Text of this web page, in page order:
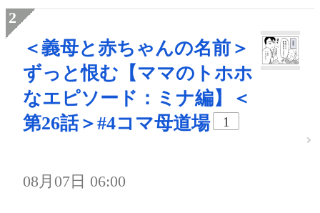
＜義母と赤ちゃんの名前＞
ずっと恨む【ママのトホホ
なエピソード：ミナ編】＜
第26話＞#4コマ母道場
1
08月07日 06:00